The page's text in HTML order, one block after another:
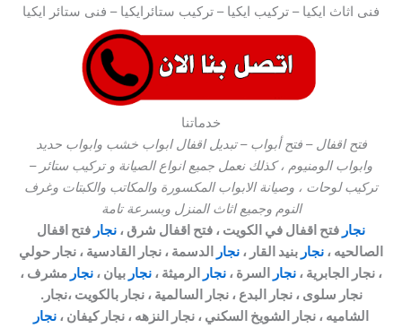
فنى اثاث ايكيا – تركيب ايكيا – تركيب ستائرايكيا – فنى ستائر ايكيا
خدماتنا
فتح اقفال – فتح أبواب – تبديل اقفال ابواب خشب وابواب حديد
وابواب الومنيوم ، كذلك نعمل جميع انواع الصيانة و تركيب ستائر –
تركيب لوحات ، وصيانة الابواب المكسورة والمكاتب والكبتات وغرف
النوم وجميع اثاث المنزل وبسرعة تامة
نجار فتح اقفال في الكويت ، فتح اقفال شرق ، نجار فتح اقفال
الصالحيه ، نجار بنيد القار ، نجار
الدسمة ، نجار القادسية ، نجار حولي
، نجار الجابرية ، نجار السرة ، نجار الرميثة ، نجار بيان ، نجار مشرف ،
نجار سلوى ، نجار البدع ، نجار السالمية ، نجار بالكويت ،نجار.
الشاميه ، نجار الشويخ السكني ، نجار النزهه ، نجار كيفان ، نجار